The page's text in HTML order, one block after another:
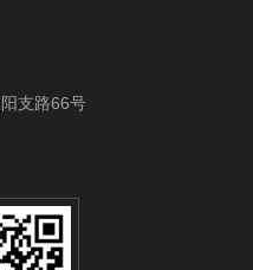
支路66号